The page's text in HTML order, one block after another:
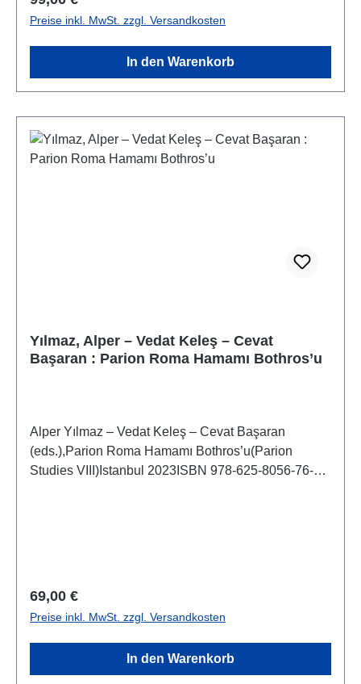
Preise inkl. MwSt. zzgl. Versandkosten
In den Warenkorb
Yılmaz, Alper – Vedat Keleş – Cevat
Başaran : Parion Roma Hamamı Bothros’u
Alper Yılmaz – Vedat Keleş – Cevat Başaran
(eds.),Parion Roma Hamamı Bothros’u(Parion
Studies VIII)Istanbul 2023ISBN 978-625-8056-76-1X
Regulärer Preis:
69,00 €
Preise inkl. MwSt. zzgl. Versandkosten
In den Warenkorb